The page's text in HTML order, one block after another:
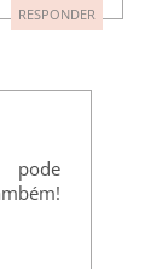
RESPONDER
pode